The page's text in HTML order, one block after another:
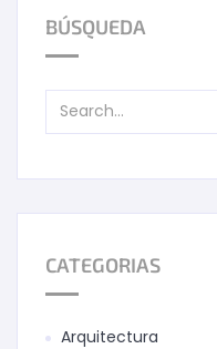
BÚSQUEDA
CATEGORIAS
Arquitectura